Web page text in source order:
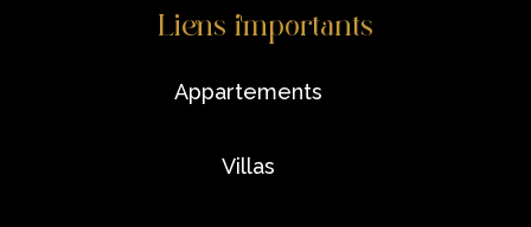
Liens importants
appartements
villas